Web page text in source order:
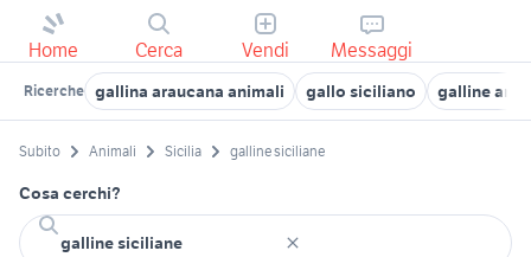
Home Cerca Vendi Messaggi
Ricerche gallina araucana animali gallo siciliano galline
Subito Animali Sicilia galline siciliane
Cosa cerchi?